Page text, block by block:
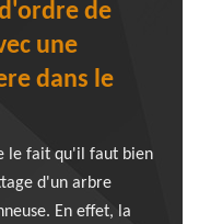
de
une
dans le
le fait qu'il faut bien
d'un arbre
En effet, la